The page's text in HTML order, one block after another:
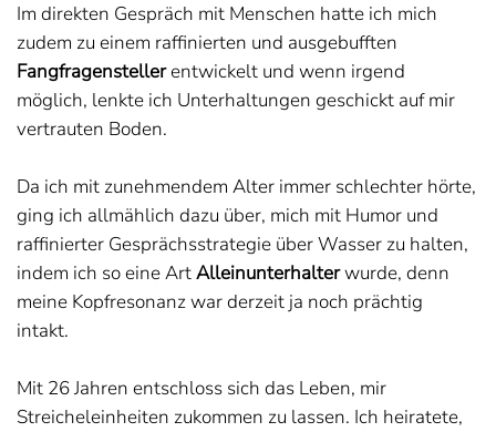
Im direkten Gespräch mit Menschen hatte ich mich
zudem zu einem raffinierten und ausgebufften
Fangfragenstellerentwickelt und wenn irgend
möglich, lenkte ich Unterhaltungen geschickt auf mir
vertrauten Boden.
Da ich mit zunehmendem Alter immer schlechter hörte,
ging ich allmählich dazu über, mich mit Humor und
raffinierter Gesprächsstrategie über Wasser zu halten,
indem ich so eine ArtAlleinunterhalterwurde, denn
meine Kopfresonanz war derzeit ja noch prächtig
intakt.
Mit 26 Jahren entschloss sich das Leben, mir
Streicheleinheiten zukommen zu lassen. Ich heiratete,